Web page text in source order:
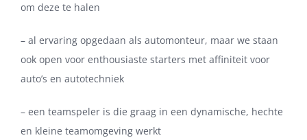
om deze te halen
– al ervaring opgedaan als automonteur, maar we staan
ook open voor enthousiaste starters met affiniteit voor
auto’s en autotechniek
– een teamspeler is die graag in een dynamische, hechte
en kleine teamomgeving werkt